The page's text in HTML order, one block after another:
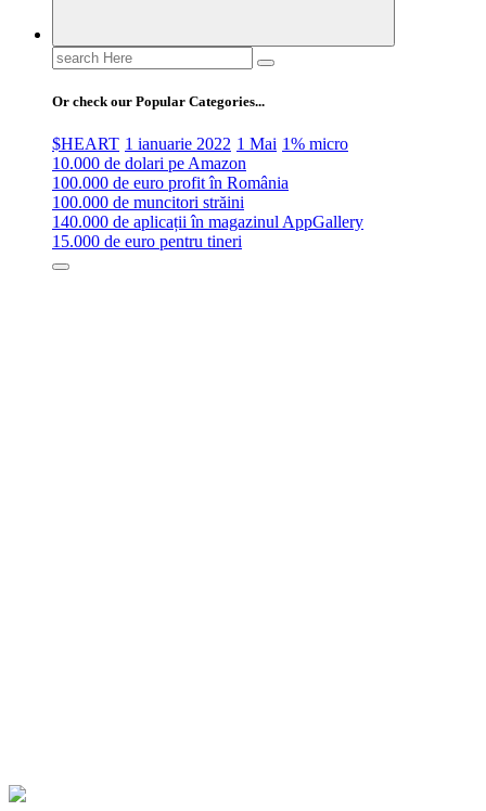
Search
for:
Or check our Popular Categories...
$HEART 1 ianuarie 2022 1 Mai 1% micro
10.000 de dolari pe Amazon
100.000 de euro profit în România
100.000 de muncitori străini
140.000 de aplicații în magazinul AppGallery
15.000 de euro pentru tineri